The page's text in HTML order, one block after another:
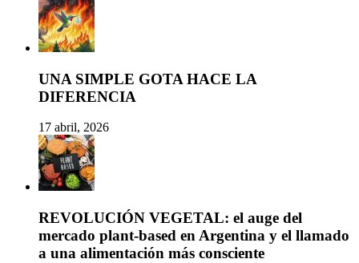
UNA SIMPLE GOTA HACE LA
DIFERENCIA
17 abril, 2026
REVOLUCIÓN VEGETAL: el auge del
mercado plant-based en Argentina y el llamado
a una alimentación más consciente